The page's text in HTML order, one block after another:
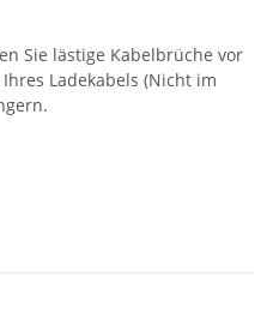
Sie lästige Kabelbrüche vor
Ladekabels (Nicht im